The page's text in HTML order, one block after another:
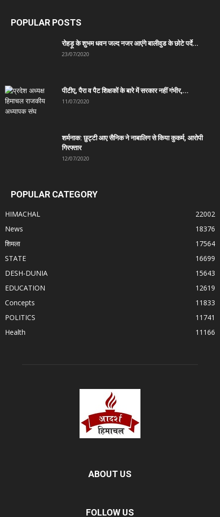
POPULAR POSTS
रोहड़ू के शुभम धवन जल्द नजर आएंगे बालीवुड के छोटे पर्दे...
23/07/2020
पीटीए, पैरा व पैट शिक्षकों के बारे में सरकार नहीं गंभीर,...
11/07/2020
शर्मनाक: छुट्टी आए सैनिक ने नाबालिग से किया कुकर्म, आरोपी
गिरफ्तार
12/07/2020
POPULAR CATEGORY
HIMACHAL
22002
News
18376
शिमला
17564
STATE
16699
DESH-DUNIA
15643
EDUCATION
12619
Concepts
11833
POLITICS
11741
Health
11166
ABOUT US
FOLLOW US